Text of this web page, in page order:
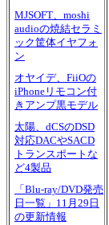
MJSOFT、moshi
audioの焼結セラミ
ック筐体イヤフォ
ン
オヤイデ、FiiOの
iPhoneリモコン付
きアンプ黒モデル
太陽、dCSのDSD
対応DACやSACD
トランスポートな
ど4製品
「Blu-ray/DVD発売
日一覧」11月29日
の更新情報